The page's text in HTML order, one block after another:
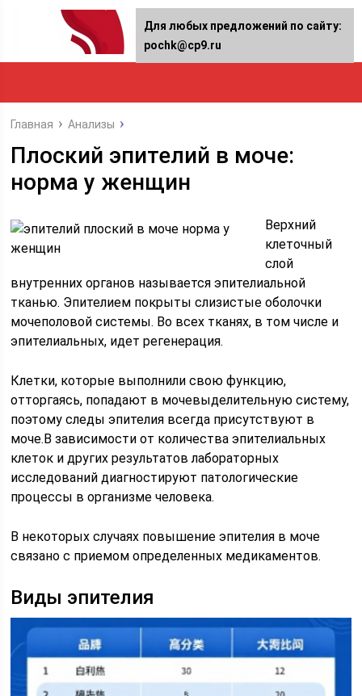
Главная Анализы
Плоский эпителий в моче:
норма у женщин
Верхний
клеточный
слой
внутренних органов называется эпителиальной
тканью. Эпителием покрыты слизистые оболочки
мочеполовой системы. Во всех тканях, в том числе и
эпителиальных, идет регенерация.
Клетки, которые выполнили свою функцию,
отторгаясь, попадают в мочевыделительную систему,
поэтому следы эпителия всегда присутствуют в
моче.В зависимости от количества эпителиальных
клеток и других результатов лабораторных
исследований диагностируют патологические
процессы в организме человека.
В некоторых случаях повышение эпителия в моче
связано с приемом определенных медикаментов.
Виды эпителия
Для любых предложений по сайту:
pochk@cp9.ru